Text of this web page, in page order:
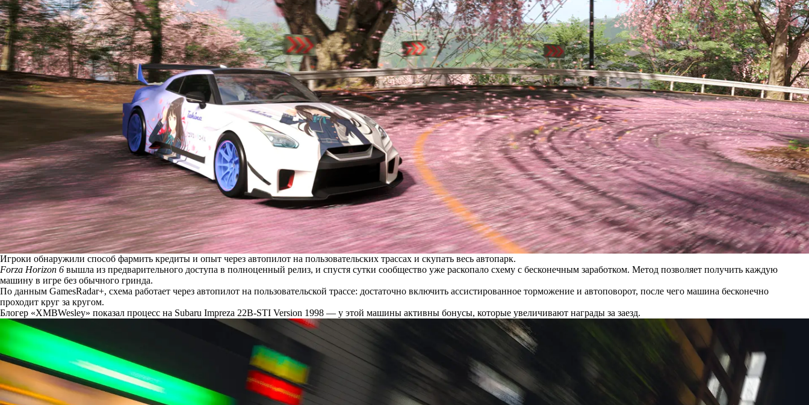
Игроки обнаружили способ фармить кредиты и опыт через автопилот на пользовательских трассах и скупать весь автопарк.
Forza Horizon 6 вышла из предварительного доступа в полноценный релиз, и спустя сутки сообщество уже раскопало схему с бесконечным заработком. Метод позволяет получить каждую
машину в игре без обычного гринда.
По данным GamesRadar+, схема работает через автопилот на пользовательской трассе: достаточно включить ассистированное торможение и автоповорот, после чего машина бесконечно
проходит круг за кругом.
Блогер «XMBWesley» показал процесс на Subaru Impreza 22B-STI Version 1998 — у этой машины активны бонусы, которые увеличивают награды за заезд.